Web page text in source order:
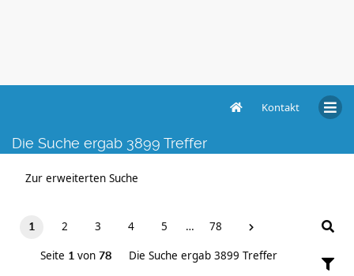
Kontakt
Die Suche ergab 3899 Treffer
Zur erweiterten Suche
1 2 3 4 5 … 78
Seite 1 von 78 Die Suche ergab 3899 Treffer